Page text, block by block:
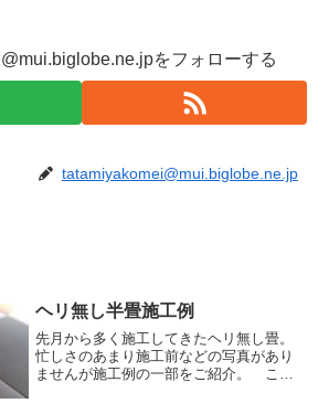
をフォローする
tatamiyakomei@mui.biglobe.ne.jp
ヘリ無し半畳施工例
先月から多く施工してきたヘリ無し畳。
忙しさのあまり施工前などの写真があり
ませんが施工例の一部をご紹介。 こち